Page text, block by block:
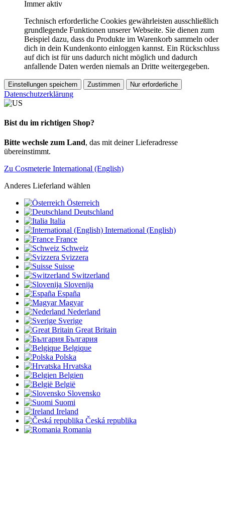
Immer aktiv
Technisch erforderliche Cookies gewährleisten ausschließlich
grundlegende Funktionen unserer Webseite. Sie dienen zum
Beispiel dazu, dass du Produkte im Warenkorb sammeln oder
dich in dein Kundenkonto einloggen kannst. Ein Rückschluss
auf dich ist für uns dadurch nicht möglich und dadurch
anfallende Daten werden niemals an Dritte weitergegeben.
Einstellungen speichern Zustimmen Nur erforderliche
Datenschutzerklärung
Bist du im richtigen Shop?
Bitte wechsle zum Land, das mit deiner Lieferadresse
übereinstimmt.
Zu Cosmeterie International (English)
Anderes Lieferland wählen
Österreich
Deutschland
Italia
International (English)
France
Schweiz
Svizzera
Suisse
Switzerland
Slovenija
España
Magyar
Nederland
Sverige
Great Britain
България
Belgique
Polska
Hrvatska
Belgien
België
Slovensko
Suomi
Ireland
Česká republika
Romania